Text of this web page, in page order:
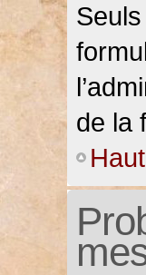
de la
Haut